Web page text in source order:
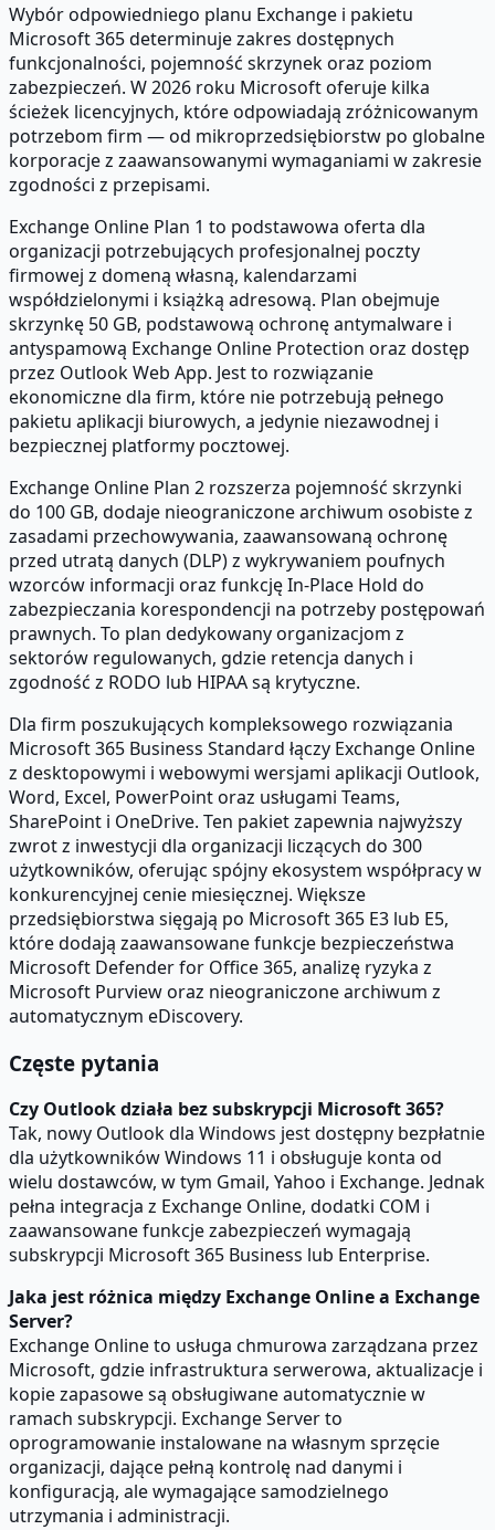
Wybór odpowiedniego planu Exchange i pakietu
Microsoft 365 determinuje zakres dostępnych
funkcjonalności, pojemność skrzynek oraz poziom
zabezpieczeń. W 2026 roku Microsoft oferuje kilka
ścieżek licencyjnych, które odpowiadają zróżnicowanym
potrzebom firm — od mikroprzedsiębiorstw po globalne
korporacje z zaawansowanymi wymaganiami w zakresie
zgodności z przepisami.
Exchange Online Plan 1 to podstawowa oferta dla
organizacji potrzebujących profesjonalnej poczty
firmowej z domeną własną, kalendarzami
współdzielonymi i książką adresową. Plan obejmuje
skrzynkę 50 GB, podstawową ochronę antymalware i
antyspamową Exchange Online Protection oraz dostęp
przez Outlook Web App. Jest to rozwiązanie
ekonomiczne dla firm, które nie potrzebują pełnego
pakietu aplikacji biurowych, a jedynie niezawodnej i
bezpiecznej platformy pocztowej.
Exchange Online Plan 2 rozszerza pojemność skrzynki
do 100 GB, dodaje nieograniczone archiwum osobiste z
zasadami przechowywania, zaawansowaną ochronę
przed utratą danych (DLP) z wykrywaniem poufnych
wzorców informacji oraz funkcję In-Place Hold do
zabezpieczania korespondencji na potrzeby postępowań
prawnych. To plan dedykowany organizacjom z
sektorów regulowanych, gdzie retencja danych i
zgodność z RODO lub HIPAA są krytyczne.
Dla firm poszukujących kompleksowego rozwiązania
Microsoft 365 Business Standard łączy Exchange Online
z desktopowymi i webowymi wersjami aplikacji Outlook,
Word, Excel, PowerPoint oraz usługami Teams,
SharePoint i OneDrive. Ten pakiet zapewnia najwyższy
zwrot z inwestycji dla organizacji liczących do 300
użytkowników, oferując spójny ekosystem współpracy w
konkurencyjnej cenie miesięcznej. Większe
przedsiębiorstwa sięgają po Microsoft 365 E3 lub E5,
które dodają zaawansowane funkcje bezpieczeństwa
Microsoft Defender for Office 365, analizę ryzyka z
Microsoft Purview oraz nieograniczone archiwum z
automatycznym eDiscovery.
Częste pytania
Czy Outlook działa bez subskrypcji Microsoft 365?
Tak, nowy Outlook dla Windows jest dostępny bezpłatnie
dla użytkowników Windows 11 i obsługuje konta od
wielu dostawców, w tym Gmail, Yahoo i Exchange. Jednak
pełna integracja z Exchange Online, dodatki COM i
zaawansowane funkcje zabezpieczeń wymagają
subskrypcji Microsoft 365 Business lub Enterprise.
Jaka jest różnica między Exchange Online a Exchange
Server?
Exchange Online to usługa chmurowa zarządzana przez
Microsoft, gdzie infrastruktura serwerowa, aktualizacje i
kopie zapasowe są obsługiwane automatycznie w
ramach subskrypcji. Exchange Server to
oprogramowanie instalowane na własnym sprzęcie
organizacji, dające pełną kontrolę nad danymi i
konfiguracją, ale wymagające samodzielnego
utrzymania i administracji.